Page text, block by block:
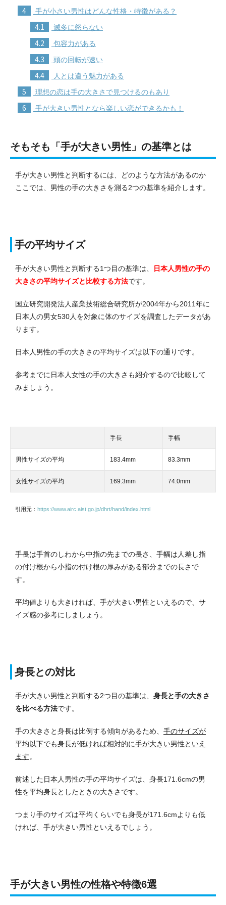
4 手が小さい男性はどんな性格・特徴がある？
4.1 滅多に怒らない
4.2 包容力がある
4.3 頭の回転が速い
4.4 人とは違う魅力がある
5 理想の恋は手の大きさで見つけるのもあり
6 手が大きい男性となら楽しい恋ができるかも！
そもそも「手が大きい男性」の基準とは
手が大きい男性と判断するには、どのような方法があるのか
ここでは、男性の手の大きさを測る2つの基準を紹介します。
手の平均サイズ
手が大きい男性と判断する1つ目の基準は、
日本人男性の手の
大きさの平均サイズと比較する方法です。
国立研究開発法人産業技術総合研究所が2004年から2011年に
日本人の男女530人を対象に体のサイズを調査したデータがあ
ります。
日本人男性の手の大きさの平均サイズは以下の通りです。
参考までに日本人女性の手の大きさも紹介するので比較して
みましょう。
手長 手幅
男性サイズの平均 183.4mm 83.3mm
女性サイズの平均 169.3mm 74.0mm
引用元： https://www.airc.aist.go.jp/dhrt/hand/index.html
手長は手首のしわから中指の先までの長さ、手幅は人差し指
の付け根から小指の付け根の厚みがある部分までの長さで
す。
平均値よりも大きければ、手が大きい男性といえるので、サ
イズ感の参考にしましょう。
身長との対比
手が大きい男性と判断する2つ目の基準は、 身長と手の大きさ
を比べる方法です。
手の大きさと身長は比例する傾向があるため、 手のサイズが
平均以下でも身長が低ければ相対的に手が大きい男性といえ
ます。
前述した日本人男性の手の平均サイズは、身長171.6cmの男
性を平均身長としたときの大きさです。
つまり手のサイズは平均くらいでも身長が171.6cmよりも低
ければ、手が大きい男性といえるでしょう。
手が大きい男性の性格や特徴6選